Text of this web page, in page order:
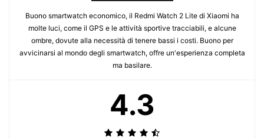
Buono smartwatch economico, il Redmi Watch 2 Lite di Xiaomi ha
molte luci, come il GPS e le attività sportive tracciabili, e alcune
ombre, dovute alla necessità di tenere bassi i costi. Buono per
avvicinarsi al mondo degli smartwatch, offre un'esperienza completa
ma basilare.
4.3